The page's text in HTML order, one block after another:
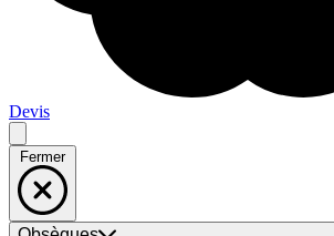
Devis
Fermer